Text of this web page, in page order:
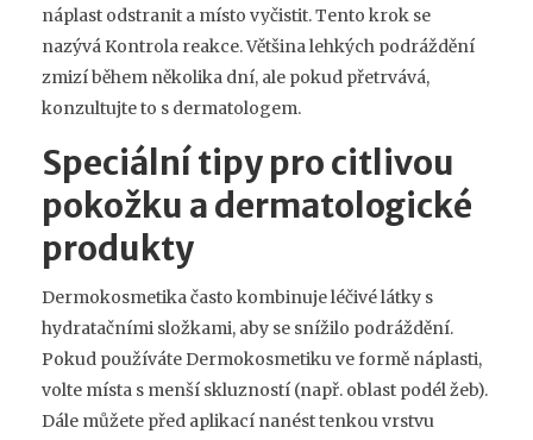
náplast odstranit a místo vyčistit. Tento krok se
nazývá Kontrola reakce. Většina lehkých podráždění
zmizí během několika dní, ale pokud přetrvává,
konzultujte to s dermatologem.
Speciální tipy pro citlivou
pokožku a dermatologické
produkty
Dermokosmetika často kombinuje léčivé látky s
hydratačními složkami, aby se snížilo podráždění.
Pokud používáteDermokosmetikuve formě náplasti,
volte místa s menší skluzností (např. oblast podél žeb).
Dále můžete před aplikací nanést tenkou vrstvu